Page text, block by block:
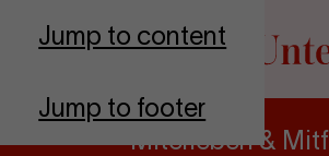
Jump to content
Jump to footer
Go to homepage
Miterleben &